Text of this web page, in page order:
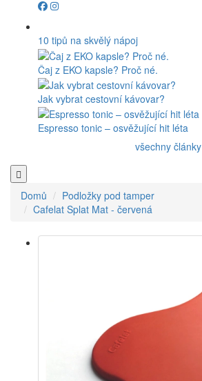
10 tipů na skvělý nápoj
Čaj z EKO kapsle? Proč né.
Jak vybrat cestovní kávovar?
Espresso tonic – osvěžující hit léta
všechny články
Domů
Podložky pod tamper
Cafelat Splat Mat - červená